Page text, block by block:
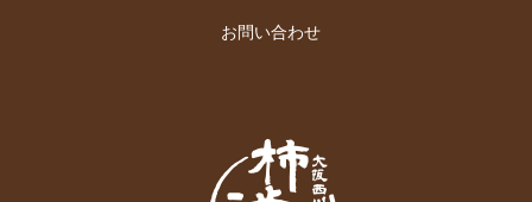
お問い合わせ